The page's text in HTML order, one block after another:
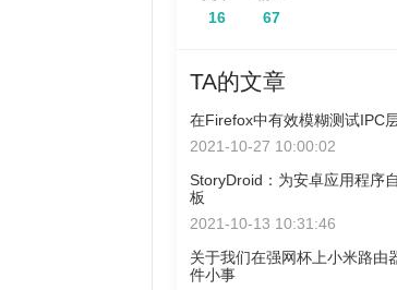
16
67
TA的文章
在Firefox中有效模糊测试IPC
2021-10-27 10:00:02
StoryDroid：为安卓应用程序
板
2021-10-13 10:31:46
关于我们在强网杯上小米路由
件小事